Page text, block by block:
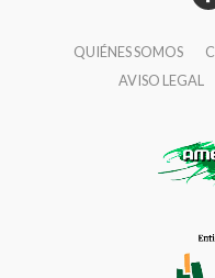
QUIÉNES SOMOS
AVISO LEGAL